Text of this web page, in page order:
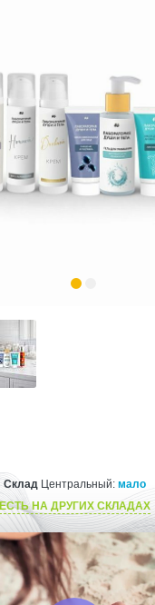
СкладЦентральный: мало
ЕСТЬ НА ДРУГИХ СКЛАДАХ